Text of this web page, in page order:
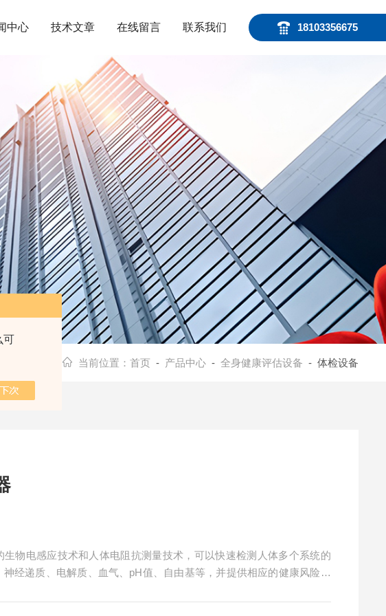
可
18103356675
中心 技术文章 在线留言 联系我们
当前位置： 首页 - 产品中心- 全身健康评估设备 - 体检设备
生物电感应技术和人体电阻抗测量技术，可以快速检测人体多个系统的
经递质、电解质、血气、pH值、自由基等，并提供相应的健康风险评